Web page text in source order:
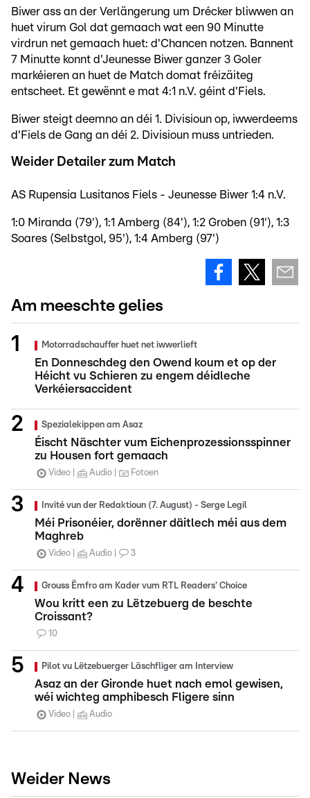
Biwer ass an der Verlängerung um Drécker bliwwen an
huet virum Gol dat gemaach wat een 90 Minutte
virdrun net gemaach huet: d'Chancen notzen. Bannent
7 Minutte konnt d'Jeunesse Biwer ganzer 3 Goler
markéieren an huet de Match domat fréizäiteg
entscheet. Et gewënnt e mat 4:1 n.V. géint d'Fiels.
Biwer steigt deemno an déi 1. Divisioun op, iwwerdeems
d'Fiels de Gang an déi 2. Divisioun muss untrieden.
Weider Detailer zum Match
AS Rupensia Lusitanos Fiels - Jeunesse Biwer 1:4 n.V.
1:0 Miranda (79'), 1:1 Amberg (84'), 1:2 Groben (91'), 1:3
Soares (Selbstgol, 95'), 1:4 Amberg (97')
Am meeschte gelies
Motorradschauffer huet net iwwerlieft
En Donneschdeg den Owend koum et op der
Héicht vu Schieren zu engem déidleche
Verkéiersaccident
Spezialekippen am Asaz
Éischt Näschter vum Eichenprozessionsspinner
zu Housen fort gemaach
Video Audio Fotoen
Invité vun der Redaktioun (7. August) - Serge Legil
Méi Prisonéier, dorënner däitlech méi aus dem
Maghreb
Video Audio 3
Grouss Ëmfro am Kader vum RTL Readers' Choice
Wou kritt een zu Lëtzebuerg de beschte
Croissant?
10
Pilot vu Lëtzebuerger Läschfliger am Interview
Asaz an der Gironde huet nach emol gewisen,
wéi wichteg amphibesch Fligere sinn
Video Audio
Weider News